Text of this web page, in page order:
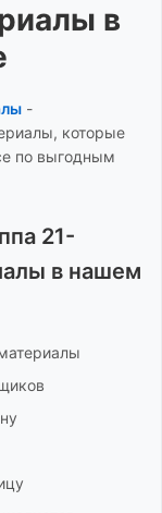
в
-
которые
по выгодным
21-
в нашем